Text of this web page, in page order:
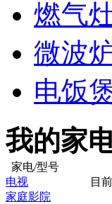
燃气
微波
电饭
我的家
家电/型号
电视
目
家庭影院